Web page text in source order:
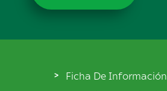
Ficha De Información